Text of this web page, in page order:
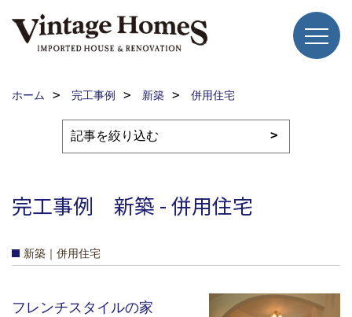
ホーム 完工事例 新築 併用住宅
完工事例 新築 - 併用住宅
新築｜併用住宅
フレンチスタイルの家